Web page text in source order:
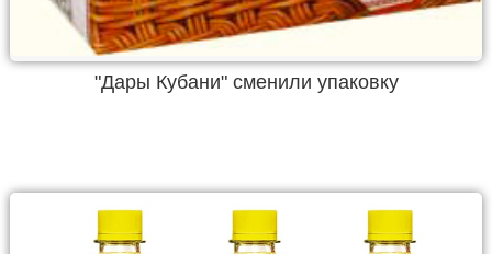
"Дары Кубани" сменили упаковку